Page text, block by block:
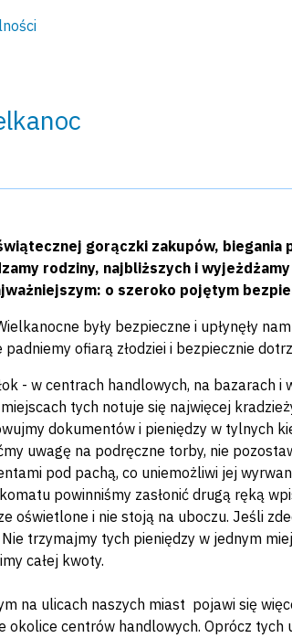
gorączki zakupów, biegania
rodziny, najbliższych i
o szeroko pojętym
były bezpieczne i upłynęły
ofiarą złodziei i bezpiecznie
- w centrach handlowych, na bazarach
tych notuje się najwięcej
dokumentów i pieniędzy w tylnych
uwagę na podręczne torby, nie
pod pachą, co uniemożliwi jej
powinniśmy zasłonić drugą ręką
oświetlone i nie stoją na uboczu. Jeśli
trzymajmy tych pieniędzy w jednym
całej kwoty.
na ulicach naszych miast pojawi się
okolice centrów handlowych. Oprócz